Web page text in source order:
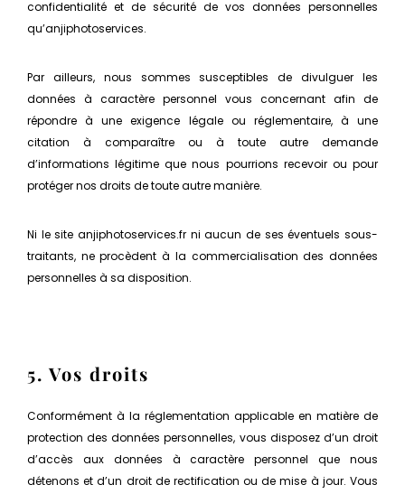
confidentialité et de sécurité de vos données personnelles
qu’anjiphotoservices.
Par ailleurs, nous sommes susceptibles de divulguer les
données à caractère personnel vous concernant afin de
répondre à une exigence légale ou réglementaire, à une
citation à comparaître ou à toute autre demande
d’informations légitime que nous pourrions recevoir ou pour
protéger nos droits de toute autre manière.
Ni le site anjiphotoservices.fr ni aucun de ses éventuels sous-
traitants, ne procèdent à la commercialisation des données
personnelles à sa disposition.
5. Vos droits
Conformément à la réglementation applicable en matière de
protection des données personnelles, vous disposez d’un droit
d’accès aux données à caractère personnel que nous
détenons et d’un droit de rectification ou de mise à jour. Vous